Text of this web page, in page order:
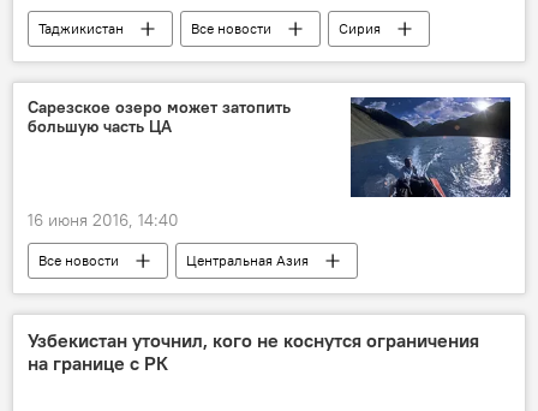
Таджикистан Все новости
Сирия
ИГИЛ
Сарезское озеро может затопить
большую часть ЦА
16 июня 2016, 14:40
Все новости
Центральная Азия
Экология
Таджикистан
Сарезское озеро
Узбекистан уточнил, кого не коснутся ограничения
на границе с РК